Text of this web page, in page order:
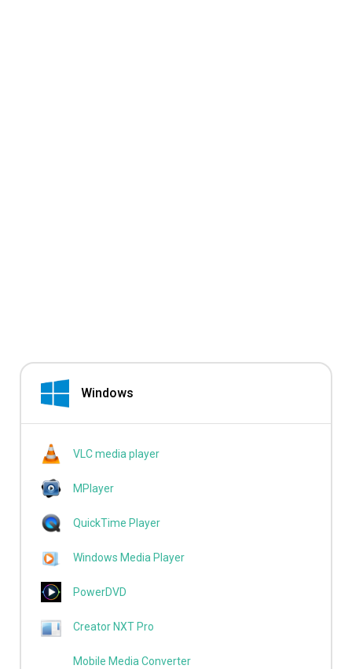
Windows
VLC media player
MPlayer
QuickTime Player
Windows Media Player
PowerDVD
Creator NXT Pro
Mobile Media Converter